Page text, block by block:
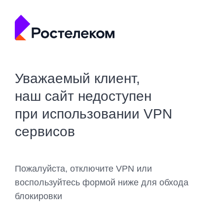
Уважаемый клиент,
наш сайт недоступен
при использовании VPN
сервисов
Пожалуйста, отключите VPN или
воспользуйтесь формой ниже для обхода
блокировки